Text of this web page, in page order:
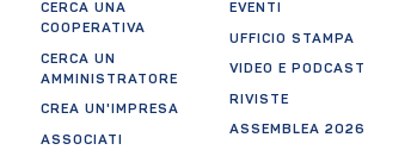
CERCA UNA
COOPERATIVA
CERCA UN
AMMINISTRATORE
CREA UN'IMPRESA
ASSOCIATI
EVENTI
UFFICIO STAMPA
VIDEO E PODCAST
RIVISTE
ASSEMBLEA 2026